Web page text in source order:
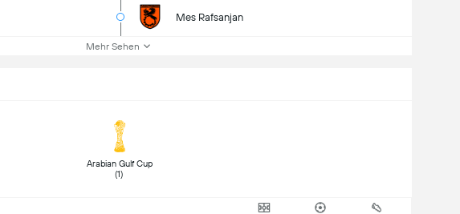
Mes Rafsanjan
Mehr Sehen
Arabian Gulf Cup
(1)